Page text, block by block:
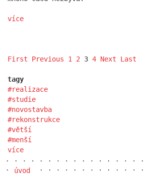
více
First Previous 1 2 3 4 Next Last
tagy
realizace
studie
novostavba
rekonstrukce
větší
menší
více
úvod